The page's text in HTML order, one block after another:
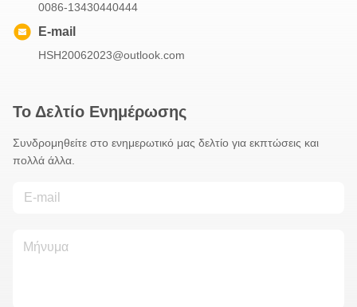
0086-13430440444
E-mail
HSH20062023@outlook.com
Το Δελτίο Ενημέρωσης
Συνδρομηθείτε στο ενημερωτικό μας δελτίο για εκπτώσεις και
πολλά άλλα.